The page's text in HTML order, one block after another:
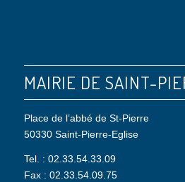
MAIRIE DE SAINT-
Place de l’abbé de St-Pierre
50330 Saint-Pierre-Eglise
Tel. : 02.33.54.33.09
Fax : 02.33.54.09.75